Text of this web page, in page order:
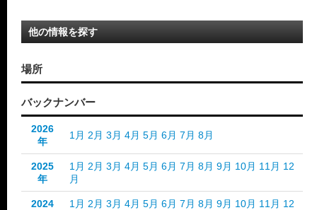
他の情報を探す
場所
バックナンバー
2026
年
1月 2月 3月 4月 5月 6月 7月 8月
2025
年
1月 2月 3月 4月 5月 6月 7月 8月 9月 10月 11月 12
月
2024
1月 2月 3月 4月 5月 6月 7月 8月 9月 10月 11月 12